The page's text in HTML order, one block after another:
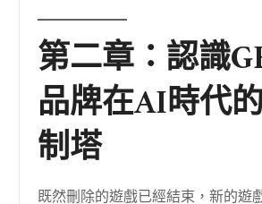
第二章：認識
品牌在AI時代
制塔
既然刪除的遊戲已經結束，新的遊